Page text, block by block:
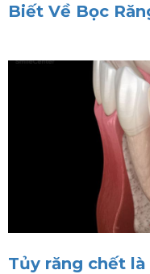
Biết Về Bọc
Tủy răng chết